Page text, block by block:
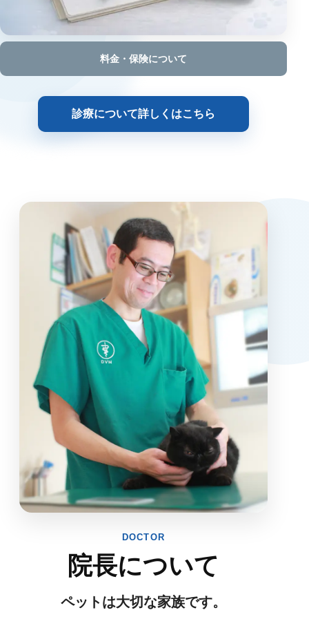
料金・保険について
診療について詳しくはこちら
DOCTOR
院長について
ペットは大切な家族です。